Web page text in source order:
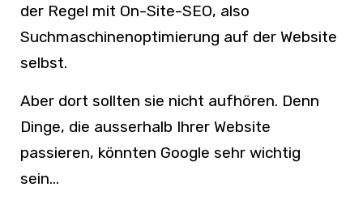
der Regel mit On-Site-SEO, also
Suchmaschinenoptimierung auf der Website
selbst.
Aber dort sollten sie nicht aufhören. Denn
Dinge, die ausserhalb Ihrer Website
passieren, könnten Google sehr wichtig
sein…